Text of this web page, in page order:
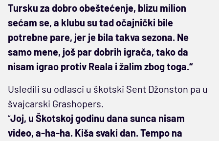
Tursku za dobro obeštećenje, blizu milion
sećam se, a klubu su tad očajnički bile
potrebne pare, jer je bila takva sezona. Ne
samo mene, još par dobrih igrača, tako da
nisam igrao protiv Reala i žalim zbog toga.“
Usledili su odlasci u škotski Sent Džonston pa u
švajcarski Grashopers.
“Joj, u Škotskoj godinu dana sunca nisam
video, a-ha-ha. Kiša svaki dan. Tempo na